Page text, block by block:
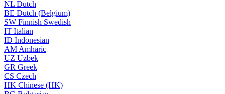
NL Dutch
BE Dutch (Belgium)
SW Finnish Swedish
IT Italian
ID Indonesian
AM Amharic
UZ Uzbek
GR Greek
CS Czech
HK Chinese (HK)